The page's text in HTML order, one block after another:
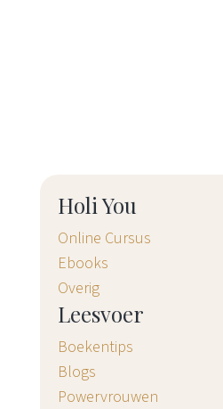
Holi You
Online Cursus
Ebooks
Overig
Leesvoer
Boekentips
Blogs
Powervrouwen